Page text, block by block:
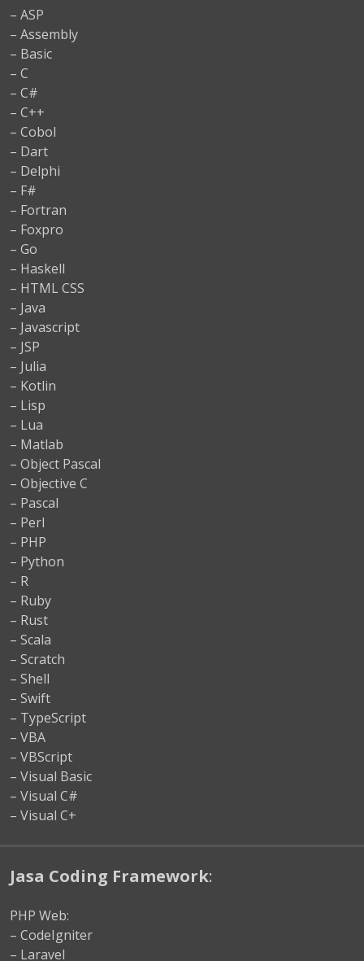
– ASP
– Assembly
– Basic
– C
– C#
– C++
– Cobol
– Dart
– Delphi
– F#
– Fortran
– Foxpro
– Go
– Haskell
– HTML CSS
– Java
– Javascript
– JSP
– Julia
– Kotlin
– Lisp
– Lua
– Matlab
– Object Pascal
– Objective C
– Pascal
– Perl
– PHP
– Python
– R
– Ruby
– Rust
– Scala
– Scratch
– Shell
– Swift
– TypeScript
– VBA
– VBScript
– Visual Basic
– Visual C#
– Visual C+
Jasa Coding Framework:
PHP Web:
– CodeIgniter
– Laravel